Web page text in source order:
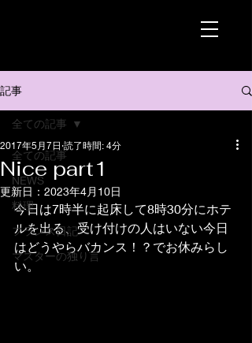
記事
全ての記事
NEWS
料理
フランス日記
マスターの独り言
全ての記事
Nice part1
2017年5月7日 読了時間: 4分
更新日： 2023年4月10日
今日は7時半に起床して8時30分にホテ
ルを出る、受け付けの人はいない今日
はどうやらバカンス！？でお休みらし
い。